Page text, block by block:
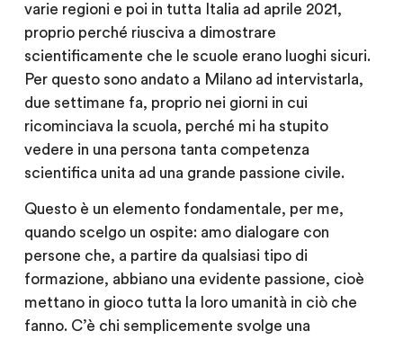
varie regioni e poi in tutta Italia ad aprile 2021,
proprio perché riusciva a dimostrare
scientificamente che le scuole erano luoghi sicuri.
Per questo sono andato a Milano ad intervistarla,
due settimane fa, proprio nei giorni in cui
ricominciava la scuola, perché mi ha stupito
vedere in una persona tanta competenza
scientifica unita ad una grande passione civile.
Questo è un elemento fondamentale, per me,
quando scelgo un ospite: amo dialogare con
persone che, a partire da qualsiasi tipo di
formazione, abbiano una evidente passione, cioè
mettano in gioco tutta la loro umanità in ciò che
fanno. C’è chi semplicemente svolge una